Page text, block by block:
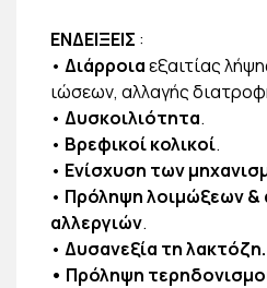
ΕΝΔΕΙΞΕΙΣ :
• Διάρροιαεξαιτίας
ιώσεων, αλλαγής
• Δυσκοιλιότητα.
• Βρεφικοί κολικοί.
• Ενίσχυση των
• Πρόληψη λοιμώξεων &
αλλεργιών.
• Δυσανεξία τη λακτόζη.
• Πρόληψη